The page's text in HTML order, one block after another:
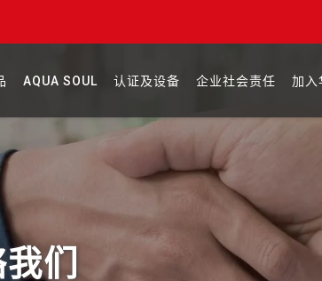
AQUA SOUL 认证及设备 企业社会责任 加入
们